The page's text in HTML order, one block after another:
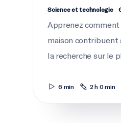
Science et technologie
Apprenez
maison contribuent
la recherche sur le
6 min 2 h 0 min